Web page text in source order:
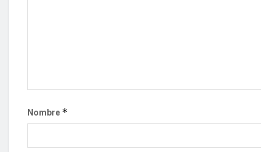
Nombre *